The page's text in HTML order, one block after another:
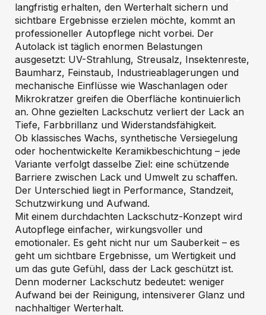
langfristig erhalten, den Werterhalt sichern und
sichtbare Ergebnisse erzielen möchte, kommt an
professioneller Autopflege nicht vorbei. Der
Autolack ist täglich enormen Belastungen
ausgesetzt: UV-Strahlung, Streusalz, Insektenreste,
Baumharz, Feinstaub, Industrieablagerungen und
mechanische Einflüsse wie Waschanlagen oder
Mikrokratzer greifen die Oberfläche kontinuierlich
an. Ohne gezielten Lackschutz verliert der Lack an
Tiefe, Farbbrillanz und Widerstandsfähigkeit.
Ob klassisches Wachs, synthetische Versiegelung
oder hochentwickelte Keramikbeschichtung – jede
Variante verfolgt dasselbe Ziel: eine schützende
Barriere zwischen Lack und Umwelt zu schaffen.
Der Unterschied liegt in Performance, Standzeit,
Schutzwirkung und Aufwand.
Mit einem durchdachten Lackschutz-Konzept wird
Autopflege einfacher, wirkungsvoller und
emotionaler. Es geht nicht nur um Sauberkeit – es
geht um sichtbare Ergebnisse, um Wertigkeit und
um das gute Gefühl, dass der Lack geschützt ist.
Denn moderner Lackschutz bedeutet: weniger
Aufwand bei der Reinigung, intensiverer Glanz und
nachhaltiger Werterhalt.